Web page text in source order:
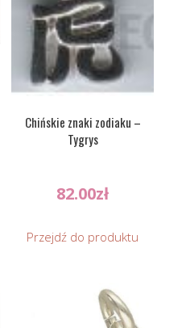
Chińskie znaki zodiaku –
Tygrys
82.00zł
Przejdź do produktu